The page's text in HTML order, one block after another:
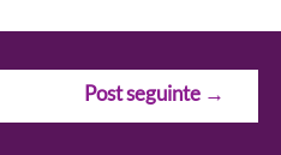
Post seguinte →